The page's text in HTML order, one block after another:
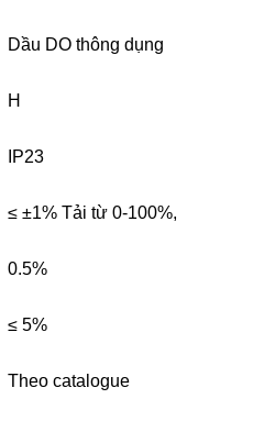
Dầu DO thông dụng
H
IP23
≤ ±1% Tải từ 0-100%,
0.5%
≤ 5%
Theo catalogue